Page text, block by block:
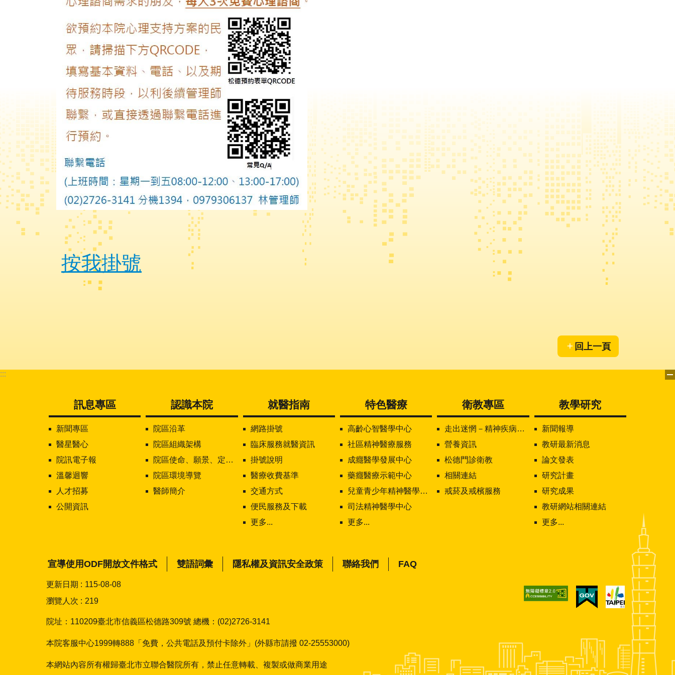
按我掛號
回上一頁
:::
訊息專區
新聞專區
醫星醫心
院訊電子報
溫馨迴響
人才招募
公開資訊
認識本院
院區沿革
院區組織架構
院區使命、願景、定位及核心價值
院區環境導覽
醫師簡介
就醫指南
網路掛號
臨床服務就醫資訊
掛號說明
醫療收費基準
交通方式
便民服務及下載
更多...
特色醫療
高齡心智醫學中心
社區精神醫療服務
成癮醫學發展中心
藥癮醫療示範中心
兒童青少年精神醫學中心
司法精神醫學中心
更多...
衛教專區
走出迷惘－精神疾病知多少
營養資訊
松德門診衛教
相關連結
戒菸及戒檳服務
教學研究
新聞報導
教研最新消息
論文發表
研究計畫
研究成果
教研網站相關連結
更多...
宣導使用ODF開放文件格式 雙語詞彙 隱私權及資訊安全政策 聯絡我們 FAQ
更新日期
115-08-08
瀏覽人次
219
院址：110209臺北市信義區松德路309號 總機：(02)2726-3141
本院客服中心1999轉888「免費，公共電話及預付卡除外」(外縣市請撥 02-25553000)
本網站內容所有權歸臺北市立聯合醫院所有，禁止任意轉載、複製或做商業用途